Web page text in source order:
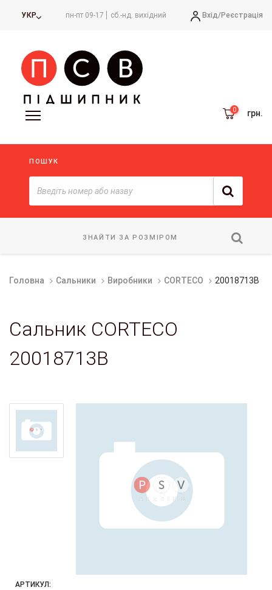
УКР пн-пт 09-17 сб.-нд. вихідний Вхід/Реєстрація
грн.
ПОШУК
ЗНАЙТИ ЗА РОЗМІРОМ
Головна Сальники Виробники CORTECO 20018713B
Сальник CORTECO
20018713B
АРТИКУЛ: